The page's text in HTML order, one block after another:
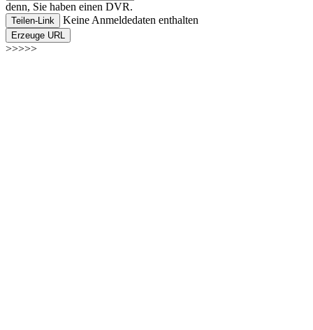
denn, Sie haben einen DVR.
Teilen-Link Keine Anmeldedaten enthalten
Erzeuge URL
>>>>>